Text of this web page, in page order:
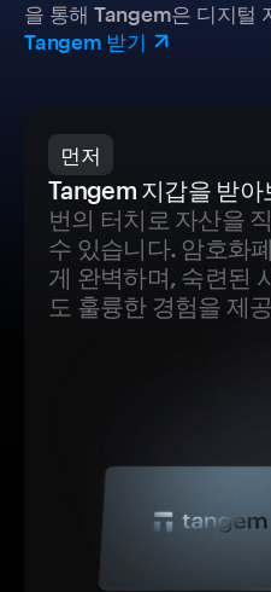
을 통해 Tangem은 디지털
Tangem 받기
먼저
Tangem 지갑을 받아
번의 터치로 자산을
수 있습니다. 암호화
게 완벽하며, 숙련된
도 훌륭한 경험을 제